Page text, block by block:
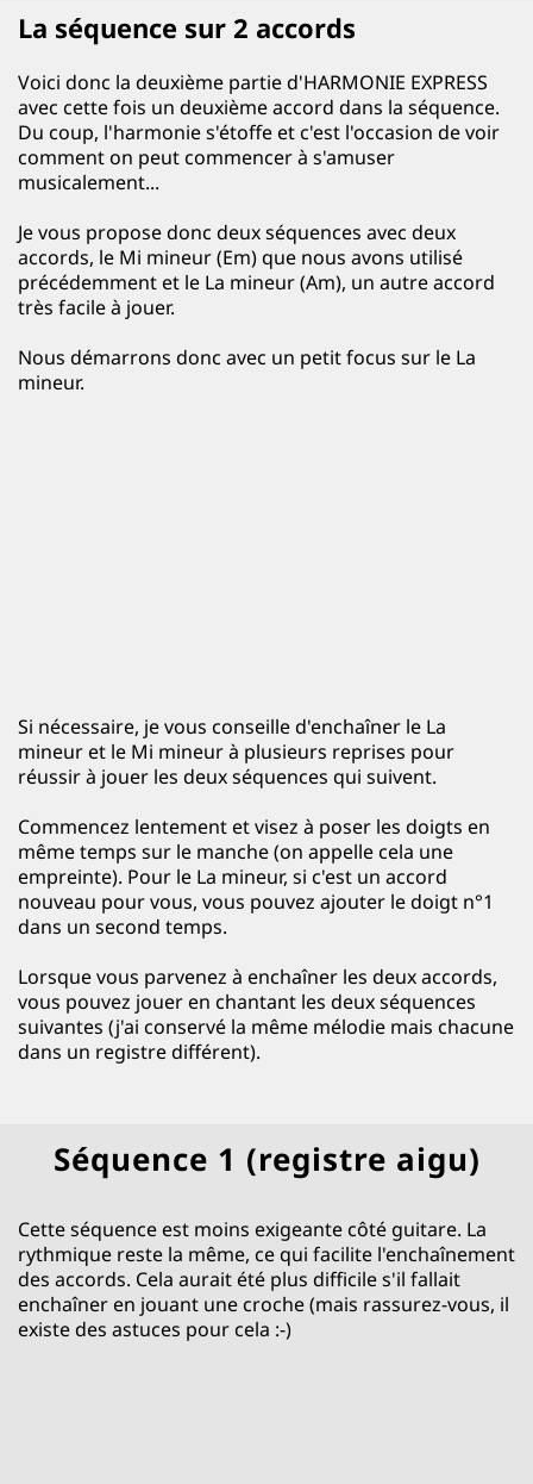
La séquence sur 2 accords
Voici donc la deuxième partie d'HARMONIE EXPRESS
avec cette fois un deuxième accord dans la séquence.
Du coup, l'harmonie s'étoffe et c'est l'occasion de voir
comment on peut commencer à s'amuser
musicalement...
Je vous propose donc deux séquences avec deux
accords, le Mi mineur (Em) que nous avons utilisé
précédemment et le La mineur (Am), un autre accord
très facile à jouer.
Nous démarrons donc avec un petit focus sur le La
mineur.
Si nécessaire, je vous conseille d'enchaîner le La
mineur et le Mi mineur à plusieurs reprises pour
réussir à jouer les deux séquences qui suivent.
Commencez lentement et visez à poser les doigts en
même temps sur le manche (on appelle cela une
empreinte). Pour le La mineur, si c'est un accord
nouveau pour vous, vous pouvez ajouter le doigt n°1
dans un second temps.
Lorsque vous parvenez à enchaîner les deux accords,
vous pouvez jouer en chantant les deux séquences
suivantes (j'ai conservé la même mélodie mais chacune
dans un registre différent).
Séquence 1 (registre aigu)
Cette séquence est moins exigeante côté guitare. La
rythmique reste la même, ce qui facilite l'enchaînement
des accords. Cela aurait été plus difficile s'il fallait
enchaîner en jouant une croche (mais rassurez-vous, il
existe des astuces pour cela :-)